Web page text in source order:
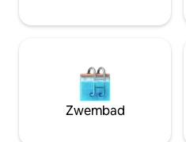
Zwembad